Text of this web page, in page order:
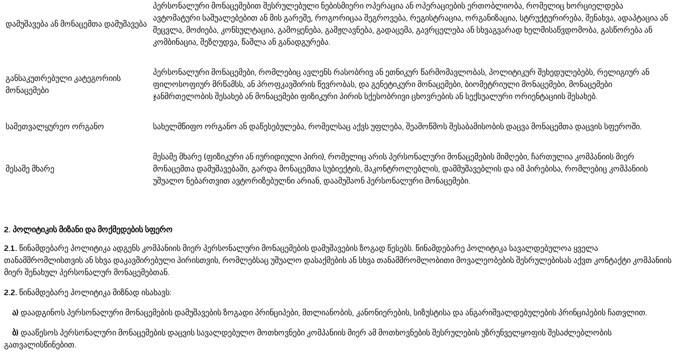
დამუშავება ან მონაცემთა დამუშავება
პერსონალური მონაცემებით შესრულებული ნებისმიერი ოპერაცია ან ოპერაციების ერთობლიობა, რომელიც ხორციელდება
ავტომატური საშუალებებით ან მის გარეშე, როგორიცაა შეგროვება, რეგისტრაცია, ორგანიზაცია, სტრუქტურირება, შენახვა, ადაპტაცია ან
შეცვლა, მოძიება, კონსულტაცია, გამოყენება, გამჟღავნება, გადაცემა, გავრცელება ან სხვაგვარად ხელმისაწვდომობა, გასწორება ან
კომბინაცია, შეზღუდვა, წაშლა ან განადგურება.
განსაკუთრებული კატეგორიის
მონაცემები
პერსონალური მონაცემები, რომლებიც ავლენს რასობრივ ან ეთნიკურ წარმომავლობას, პოლიტიკურ შეხედულებებს, რელიგიურ ან
ფილოსოფიურ მრწამსს, ან პროფკავშირის წევრობას, და გენეტიკური მონაცემები, ბიომეტრიული მონაცემები, მონაცემები
ჯანმრთელობის შესახებ ან მონაცემები ფიზიკური პირის სქესობრივი ცხოვრების ან სექსუალური ორიენტაციის შესახებ.
სამეთვალყურეო ორგანო სახელმწიფო ორგანო ან დაწესებულება, რომელსაც აქვს უფლება, შეამოწმოს შესაბამისობის დაცვა მონაცემთა დაცვის სფეროში.
მესამე მხარე
მესამე მხარე (ფიზიკური ან იურიდიული პირი), რომელიც არის პერსონალური მონაცემების მიმღები, ჩართულია კომპანიის მიერ
მონაცემთა დამუშავებაში, გარდა მონაცემთა სუბიექტის, მაკონტროლებლის, დამმუშავებლის და იმ პირებისა, რომლებიც კომპანიის
უშუალო ნებართვით ავტორიზებულნი არიან, დაამუშაონ პერსონალური მონაცემები.
2. პოლიტიკის მიზანი და მოქმედების სფერო
2.1. წინამდებარე პოლიტიკა ადგენს კომპანიის მიერ პერსონალური მონაცემების დამუშავების ზოგად წესებს. წინამდებარე პოლიტიკა სავალდებულოა ყველა
თანამშრომლისთვის ან სხვა დაკავშირებული პირისთვის, რომლებსაც უშუალო დასაქმების ან სხვა თანამშრომლობითი მოვალეობების შესრულებისას აქვთ კონტაქტი კომპანიის
მიერ შენახულ პერსონალურ მონაცემებთან.
2.2. წინამდებარე პოლიტიკა მიზნად ისახავს:
ა) დაადგინოს პერსონალური მონაცემების დამუშავების ზოგადი პრინციპები, მთლიანობის, კანონიერების, სიზუსტისა და ანგარიშვალდებულების პრინციპების ჩათვლით.
ბ) დააწესოს პერსონალური მონაცემების დაცვის სავალდებულო მოთხოვნები კომპანიის მიერ ამ მოთხოვნების შესრულების უზრუნველყოფის შესაძლებლობის
გათვალისწინებით.